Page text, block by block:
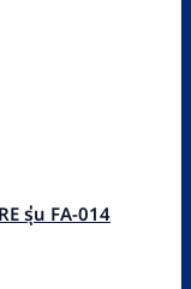
รุ่น FA-014